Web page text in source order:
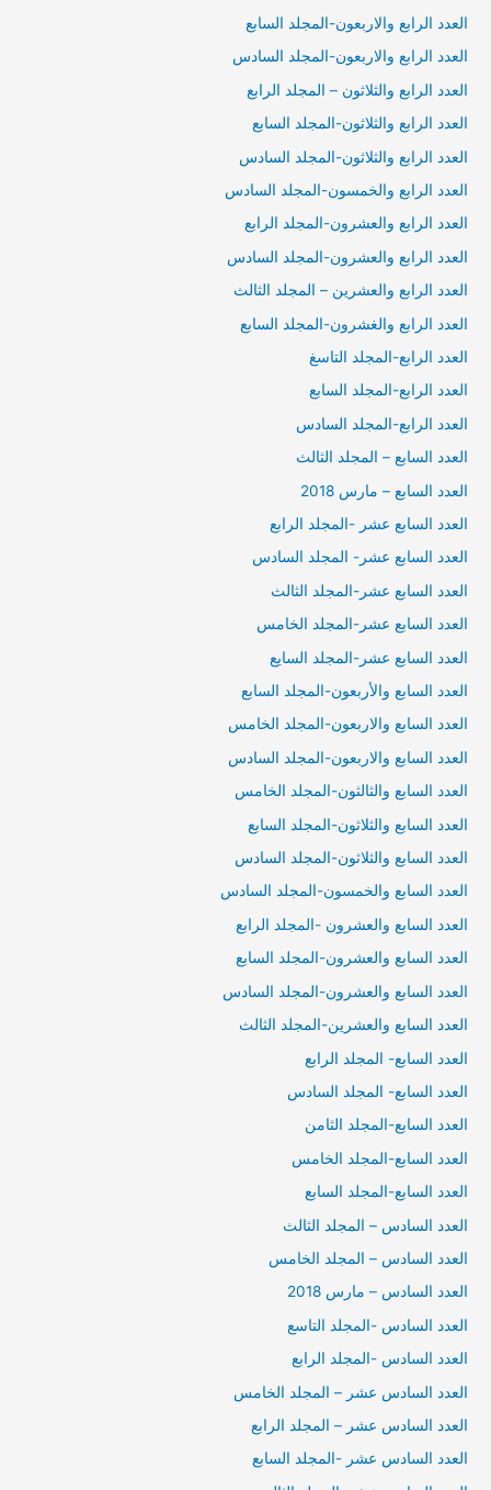
العدد الرابع والاربعون-المجلد السابع
العدد الرابع والاربعون-المجلد السادس
العدد الرابع والثلاثون – المجلد الرابع
العدد الرابع والثلاثون-المجلد السابع
العدد الرابع والثلاثون-المجلد السادس
العدد الرابع والخمسون-المجلد السادس
العدد الرابع والعشرون-المجلد الرابع
العدد الرابع والعشرون-المجلد السادس
العدد الرابع والعشرين – المجلد الثالث
العدد الرابع والغشرون-المجلد السابع
العدد الرابع-المجلد التاسغ
العدد الرابع-المجلد السابع
العدد الرابع-المجلد السادس
العدد السابع – المجلد الثالث
العدد السابع – مارس 2018
العدد السابع عشر -المجلد الرابع
العدد السابع عشر- المجلد السادس
العدد السابع عشر-المجلد الثالث
العدد السابع عشر-المجلد الخامس
العدد السابع عشر-المجلد السايع
العدد السابع والأربعون-المجلد السابع
العدد السابع والاربعون-المجلد الخامس
العدد السابع والاربعون-المجلد السادس
العدد السابع والثالثون-المجلد الخامس
العدد السابع والثلاثون-المجلد السابع
العدد السابع والثلاثون-المجلد السادس
العدد السابع والخمسون-المجلد السادس
العدد السابع والعشرون -المجلد الرابع
العدد السابع والعشرون-المجلد السابع
العدد السابع والعشرون-المجلد السادس
العدد السابع والعشرين-المجلد الثالث
العدد السابع- المجلد الرابع
العدد السابع- المجلد السادس
العدد السابع-المجلد الثامن
العدد السابع-المجلد الخامس
العدد السابع-المجلد السابع
العدد السادس – المجلد الثالث
العدد السادس – المجلد الخامس
العدد السادس – مارس 2018
العدد السادس -المجلد التاسع
العدد السادس -المجلد الرابع
العدد السادس عشر – المجلد الخامس
العدد السادس عشر – المجلد الرابع
العدد السادس عشر -المجلد السابع